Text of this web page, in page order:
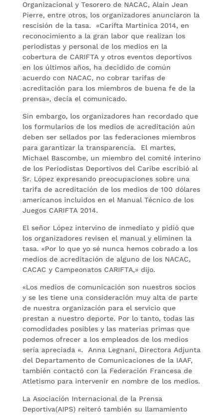
Organizacional y Tesorero de NACAC, Alain Jean
Pierre, entre otros, los organizadores anunciaron la
rescisión de la tasa. «Carifta Martinica 2014, en
reconocimiento a la gran labor que realizan los
periodistas y personal de los medios en la
cobertura de CARIFTA y otros eventos deportivos
en los últimos años, ha decidido de común
acuerdo con NACAC, no cobrar tarifas de
acreditación para los miembros de buena fe de la
prensa», decía el comunicado.
Sin embargo, los organizadores han recordado que
los formularios de los medios de acreditación aún
deben ser sellados por las federaciones miembros
para garantizar la transparencia. El martes,
Michael Bascombe, un miembro del comité interino
de los Periodistas Deportivos del Caribe escribió al
Sr. López expresando preocupaciones sobre una
tarifa de acreditación de los medios de 100 dólares
americanos incluidos en el Manual Técnico de los
Juegos CARIFTA 2014.
El señor López intervino de inmediato y pidió que
los organizadores revisen el manual y eliminen la
tasa. «Por lo que yo sé nunca hemos cobrado a los
medios de acreditación de alguno de los NACAC,
CACAC y Campeonatos CARIFTA,» dijo.
«Los medios de comunicación son nuestros socios
y se les tiene una consideración muy alta de parte
de nuestra organización para el servicio que
prestan a nuestro deporte. Por lo tanto, todas las
comodidades posibles y las materias primas que
podemos ofrecer a los empleados de los medios
sería apreciada «. Anna Legnani, Directora Adjunta
del Departamento de Comunicaciones de la IAAF,
también contactó con la Federación Francesa de
Atletismo para intervenir en nombre de los medios.
La Asociación Internacional de la Prensa
Deportiva(AIPS) reiteró también su llamamiento